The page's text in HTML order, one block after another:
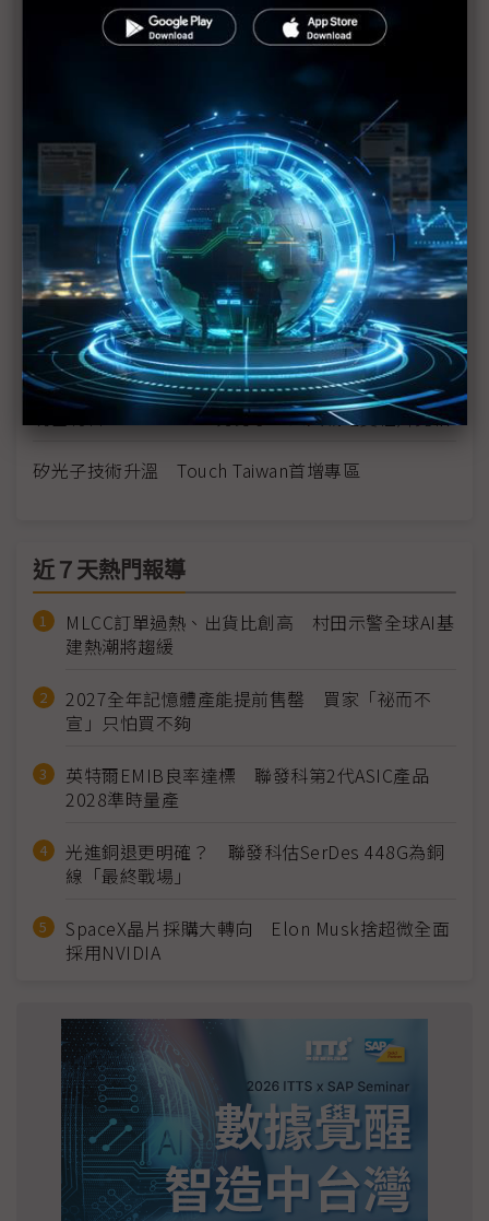
光進銅退時代來臨
搶攻AI資料中心高速互連 富采攜友達、鼎元大秀
Micro LED光通訊
首創「玻璃基板衛星天線」搶攻車用市場 友達
Micro LED照亮Touch Taiwan
富采推像素化車用光源平台 打入國際車廠供應鏈
富采攜手生態圈夥伴 Touch Taiwan搶進機器人自動
明基材料Touch Taiwan秀身手 四大戰略支柱齊亮相
矽光子技術升溫 Touch Taiwan首增專區
近７天熱門報導
MLCC訂單過熱、出貨比創高 村田示警全球AI基
建熱潮將趨緩
2027全年記憶體產能提前售罄 買家「祕而不
宣」只怕買不夠
英特爾EMIB良率達標 聯發科第2代ASIC產品
2028準時量產
光進銅退更明確？ 聯發科估SerDes 448G為銅
線「最終戰場」
SpaceX晶片採購大轉向 Elon Musk捨超微全面
採用NVIDIA